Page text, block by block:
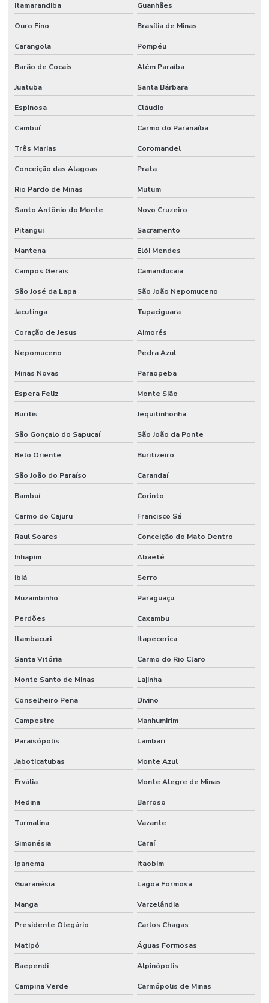
Itamarandiba Guanhães
Ouro Fino Brasília de Minas
Carangola Pompéu
Barão de Cocais Além Paraíba
Juatuba Santa Bárbara
Espinosa Cláudio
Cambuí Carmo do Paranaíba
Três Marias Coromandel
Conceição das Alagoas Prata
Rio Pardo de Minas Mutum
Santo Antônio do Monte Novo Cruzeiro
Pitangui Sacramento
Mantena Elói Mendes
Campos Gerais Camanducaia
São José da Lapa São João Nepomuceno
Jacutinga Tupaciguara
Coração de Jesus Aimorés
Nepomuceno Pedra Azul
Minas Novas Paraopeba
Espera Feliz Monte Sião
Buritis Jequitinhonha
São Gonçalo do Sapucaí São João da Ponte
Belo Oriente Buritizeiro
São João do Paraíso Carandaí
Bambuí Corinto
Carmo do Cajuru Francisco Sá
Raul Soares Conceição do Mato Dentro
Inhapim Abaeté
Ibiá Serro
Muzambinho Paraguaçu
Perdões Caxambu
Itambacuri Itapecerica
Santa Vitória Carmo do Rio Claro
Monte Santo de Minas Lajinha
Conselheiro Pena Divino
Campestre Manhumirim
Paraisópolis Lambari
Jaboticatubas Monte Azul
Ervália Monte Alegre de Minas
Medina Barroso
Turmalina Vazante
Simonésia Caraí
Ipanema Itaobim
Guaranésia Lagoa Formosa
Manga Varzelândia
Presidente Olegário Carlos Chagas
Matipó Águas Formosas
Baependi Alpinópolis
Campina Verde Carmópolis de Minas